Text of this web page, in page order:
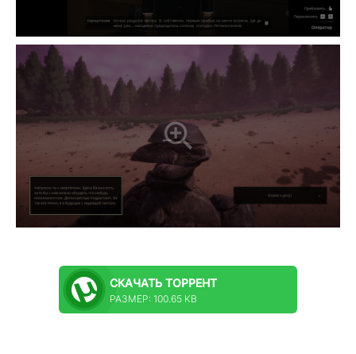
СКАЧАТЬ ТОРРЕНТ
РАЗМЕР: 100.65 KB